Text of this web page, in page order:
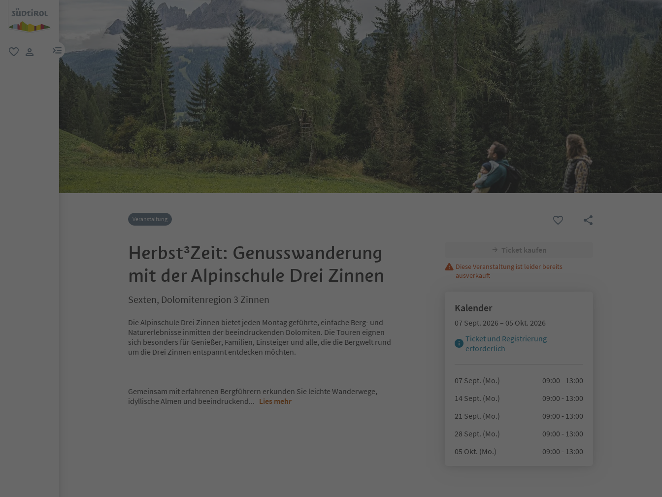
menu link
Veranstaltung
Herbst³Zeit: Genusswanderung
mit der Alpinschule Drei Zinnen
Sexten, Dolomitenregion 3 Zinnen
Die Alpinschule Drei Zinnen bietet jeden Montag geführte, einfache Berg- und
Naturerlebnisse inmitten der beeindruckenden Dolomiten. Die Touren eignen
sich besonders für Genießer, Familien, Einsteiger und alle, die die Bergwelt rund
um die Drei Zinnen entspannt entdecken möchten.
Gemeinsam mit erfahrenen Bergführern erkunden Sie leichte Wanderwege,
idyllische Almen und beeindruckend... Lies mehr
Ticket kaufen
Diese Veranstaltung ist leider bereits
ausverkauft
Kalender
07 Sept. 2026 – 05 Okt. 2026
Ticket und Registrierung
erforderlich
07 Sept. (Mo.)
09:00 - 13:00
14 Sept. (Mo.)
09:00 - 13:00
21 Sept. (Mo.)
09:00 - 13:00
28 Sept. (Mo.)
09:00 - 13:00
05 Okt. (Mo.)
09:00 - 13:00